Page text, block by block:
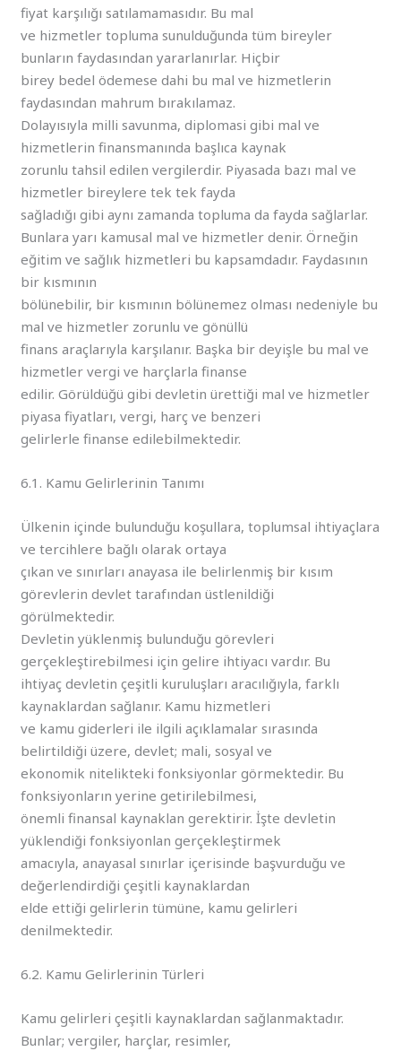
fiyat karşılığı satılamamasıdır. Bu mal
ve hizmetler topluma sunulduğunda tüm bireyler
bunların faydasından yararlanırlar. Hiçbir
birey bedel ödemese dahi bu mal ve hizmetlerin
faydasından mahrum bırakılamaz.
Dolayısıyla milli savunma, diplomasi gibi mal ve
hizmetlerin finansmanında başlıca kaynak
zorunlu tahsil edilen vergilerdir. Piyasada bazı mal ve
hizmetler bireylere tek tek fayda
sağladığı gibi aynı zamanda topluma da fayda sağlarlar.
Bunlara yarı kamusal mal ve hizmetler denir. Örneğin
eğitim ve sağlık hizmetleri bu kapsamdadır. Faydasının
bir kısmının
bölünebilir, bir kısmının bölünemez olması nedeniyle bu
mal ve hizmetler zorunlu ve gönüllü
finans araçlarıyla karşılanır. Başka bir deyişle bu mal ve
hizmetler vergi ve harçlarla finanse
edilir. Görüldüğü gibi devletin ürettiği mal ve hizmetler
piyasa fiyatları, vergi, harç ve benzeri
gelirlerle finanse edilebilmektedir.
6.1. Kamu Gelirlerinin Tanımı
Ülkenin içinde bulunduğu koşullara, toplumsal ihtiyaçlara
ve tercihlere bağlı olarak ortaya
çıkan ve sınırları anayasa ile belirlenmiş bir kısım
görevlerin devlet tarafından üstlenildiği
görülmektedir.
Devletin yüklenmiş bulunduğu görevleri
gerçekleştirebilmesi için gelire ihtiyacı vardır. Bu
ihtiyaç devletin çeşitli kuruluşları aracılığıyla, farklı
kaynaklardan sağlanır. Kamu hizmetleri
ve kamu giderleri ile ilgili açıklamalar sırasında
belirtildiği üzere, devlet; mali, sosyal ve
ekonomik nitelikteki fonksiyonlar görmektedir. Bu
fonksiyonların yerine getirilebilmesi,
önemli finansal kaynaklan gerektirir. İşte devletin
yüklendiği fonksiyonlan gerçekleştirmek
amacıyla, anayasal sınırlar içerisinde başvurduğu ve
değerlendirdiği çeşitli kaynaklardan
elde ettiği gelirlerin tümüne, kamu gelirleri
denilmektedir.
6.2. Kamu Gelirlerinin Türleri
Kamu gelirleri çeşitli kaynaklardan sağlanmaktadır.
Bunlar; vergiler, harçlar, resimler,